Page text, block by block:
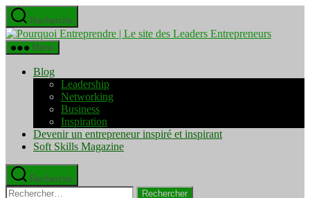
Aller
au
contenu
Recherche
Pourquoi
Menu
Blog
Leadership
Networking
Business
Inspiration
Devenir un entrepreneur inspiré et inspirant
Soft Skills Magazine
Recherche
Rechercher :